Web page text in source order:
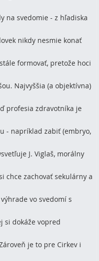
na svedomie - z hľadiska
nikdy nesmie konať
formovať, pretože hoci
Najvyššia (a objektívna)
profesia zdravotníka je
- napríklad zabiť (embryo,
J. Viglaš, morálny
chce zachovať sekulárny a
vo svedomí s
si dokáže vopred
je to pre Cirkev i